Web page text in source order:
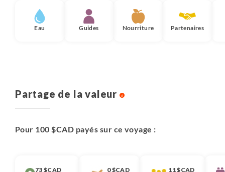
Eau Guides Nourriture Partenaires
Partage de la valeur
Pour 100 $CAD payés sur ce voyage :
73 $CAD
0 $CAD
11 $CAD